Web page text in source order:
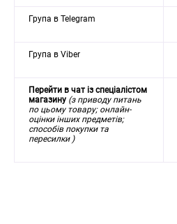
Група в Telegram
Група в Viber
Перейти в чат із спеціалістом
магазину (з приводу питань
по цьому товару; онлайн-
оцінки інших предметів;
способів покупки та
пересилки )